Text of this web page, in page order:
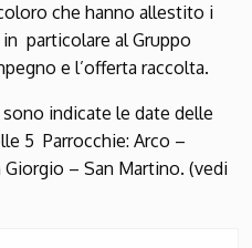
che hanno allestito i
particolare al Gruppo
e l’offerta raccolta.
indicate le date delle
5 Parrocchie: Arco –
– San Martino. (vedi